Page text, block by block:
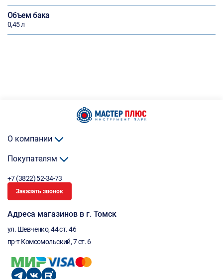
Объем бака
0,45 л
О компании
Покупателям
+7 (3822) 52-34-73
Заказать звонок
Адреса магазинов в г. Томск
ул. Шевченко, 44 ст. 46
пр-т Комсомольский, 7 ст. 6